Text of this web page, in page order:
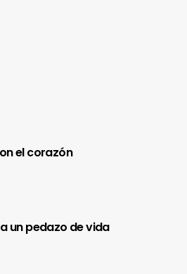
el corazón
un pedazo de vida